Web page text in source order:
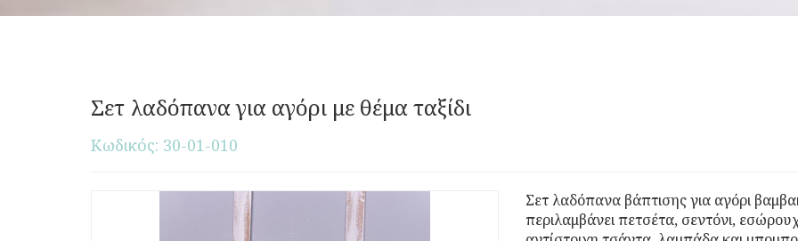
Σετ λαδόπανα για αγόρι με θέμα ταξίδι
Κωδικός: 30-01-010
Σετ λαδόπανα βάπτισης για αγόρι
περιλαμβάνει πετσέτα, σεντόνι,